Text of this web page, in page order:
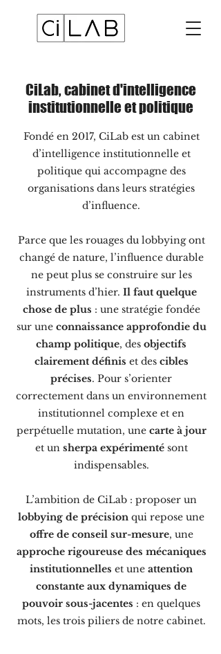
CiLab, cabinet d'intelligence
institutionnelle et politique
Fondé en 2017, CiLab est un cabinet
d’intelligence institutionnelle et
politique qui accompagne des
organisations dans leurs stratégies
d’influence.
Parce que les rouages du lobbying ont
changé de nature, l’influence durable
ne peut plus se construire sur les
instruments d’hier. Il faut quelque
chose de plus : une stratégie fondée
sur une connaissance approfondie du
champ politique, des objectifs
clairement définis et des cibles
précises. Pour s’orienter
correctement dans un environnement
institutionnel complexe et en
perpétuelle mutation, une carte à jour
et un sherpa expérimentésont
indispensables.
L’ambition de CiLab : proposer un
lobbying de précision qui repose une
offre de conseil sur-mesure, une
approche rigoureuse des mécaniques
institutionnelles et une attention
constante aux dynamiques de
pouvoir sous-jacentes : en quelques
mots, les trois piliers de notre cabinet.